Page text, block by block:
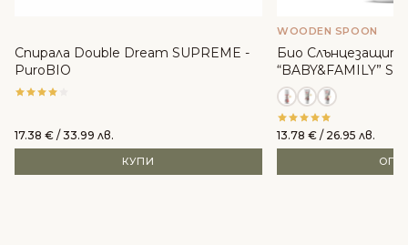
Спирала Double Dream SUPREME -
PuroBIO
17.38 € / 33.99 лв.
КУПИ
WOODEN SPOON
Био
“BABY&FAMILY”
WoodenSpoon
13.78 € / 26.95 лв.